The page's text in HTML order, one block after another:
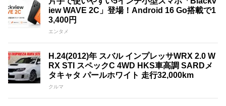
iew WAVE 2C」登場！Android 16 Go搭載で1
3,400円
エンタメ
H.24(2012)年 スバル インプレッサWRX 2.0 W
RX STI スペックC 4WD HKS車高調 SARDメ
タキャタ パールホワイト 走行32,000km
クルマ